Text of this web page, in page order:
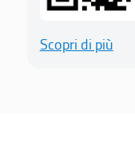
Scopri di più